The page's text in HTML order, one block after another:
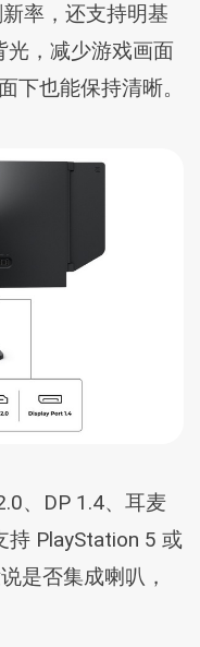
率，还支持明基
光，减少游戏画面
下也能保持清晰。
、DP 1.4、耳麦
持 PlayStation 5 或
是否集成喇叭，